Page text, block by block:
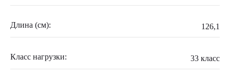
Длина (см): 126,1
Класс нагрузки: 33 класс